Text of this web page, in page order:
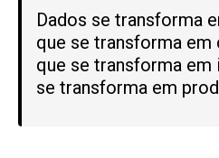
Dados se transforma
que se transforma em
que se transforma em
se transforma em